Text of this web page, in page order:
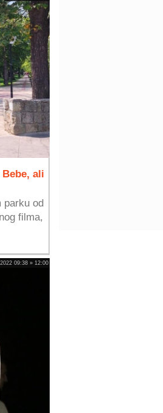
ali
parku od
filma,
09:38 » 12:00